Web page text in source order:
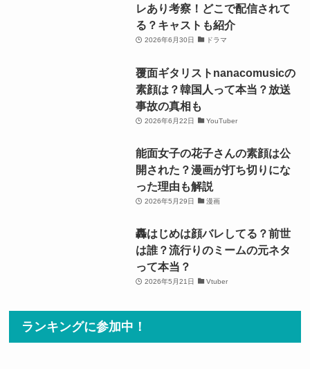
レあり考察！どこで配信されて
る？キャストも紹介
2026年6月30日 ドラマ
覆面ギタリストnanacomusicの
素顔は？韓国人って本当？放送
事故の真相も
2026年6月22日 YouTuber
能面女子の花子さんの素顔は公
開された？漫画が打ち切りにな
った理由も解説
2026年5月29日 漫画
轟はじめは顔バレしてる？前世
は誰？流行りのミームの元ネタ
って本当？
2026年5月21日 Vtuber
ランキングに参加中！